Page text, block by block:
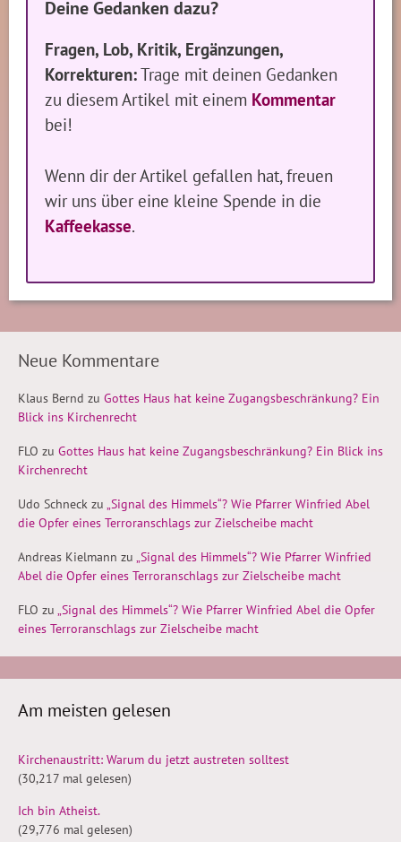
Deine Gedanken dazu?
Fragen, Lob, Kritik, Ergänzungen,
Korrekturen:Trage mit deinen Gedanken
zu diesem Artikel mit einem Kommentar
bei!
Wenn dir der Artikel gefallen hat, freuen
wir uns über eine kleine Spende in die
Kaffeekasse.
Neue Kommentare
Klaus Bernd zu Gottes Haus hat keine Zugangsbeschränkung? Ein
Blick ins Kirchenrecht
FLO zu Gottes Haus hat keine Zugangsbeschränkung? Ein Blick ins
Kirchenrecht
Udo Schneck zu „Signal des Himmels“? Wie Pfarrer Winfried Abel
die Opfer eines Terroranschlags zur Zielscheibe macht
Andreas Kielmann zu „Signal des Himmels“? Wie Pfarrer Winfried
Abel die Opfer eines Terroranschlags zur Zielscheibe macht
FLO zu „Signal des Himmels“? Wie Pfarrer Winfried Abel die Opfer
eines Terroranschlags zur Zielscheibe macht
Am meisten gelesen
Kirchenaustritt: Warum du jetzt austreten solltest
(30,217 mal gelesen)
Ich bin Atheist.
(29,776 mal gelesen)